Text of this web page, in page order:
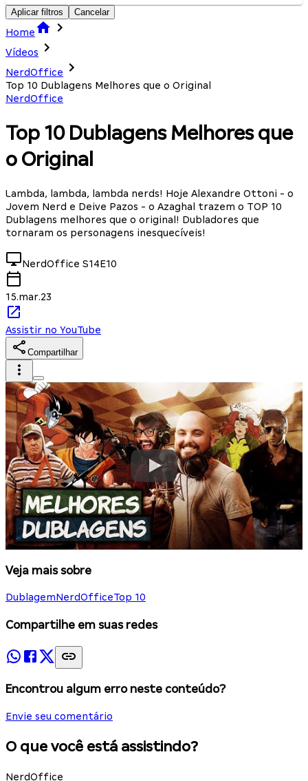
Aplicar filtros Cancelar
Home
Vídeos
NerdOffice
Top 10 Dublagens Melhores que o Original
NerdOffice
Top 10 Dublagens Melhores que
o Original
Lambda, lambda, lambda nerds! Hoje Alexandre Ottoni - o
Jovem Nerd e Deive Pazos - o Azaghal trazem o TOP 10
Dublagens melhores que o original! Dubladores que
tornaram os personagens inesquecíveis!
NerdOffice S14E10
15.mar.23
Assistir no YouTube
Compartilhar
Veja mais sobre
DublagemNerdOfficeTop 10
Compartilhe em suas redes
Encontrou algum erro neste conteúdo?
Envie seu comentário
O que você está assistindo?
NerdOffice